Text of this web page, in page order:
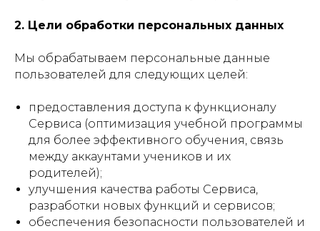
2. Цели обработки персональных данных
Мы обрабатываем персональные данные
пользователей для следующих целей:
предоставления доступа к функционалу
Сервиса (оптимизация учебной программы
для более эффективного обучения, связь
между аккаунтами учеников и их
родителей);
улучшения качества работы Сервиса,
разработки новых функций и сервисов;
обеспечения безопасности пользователей и